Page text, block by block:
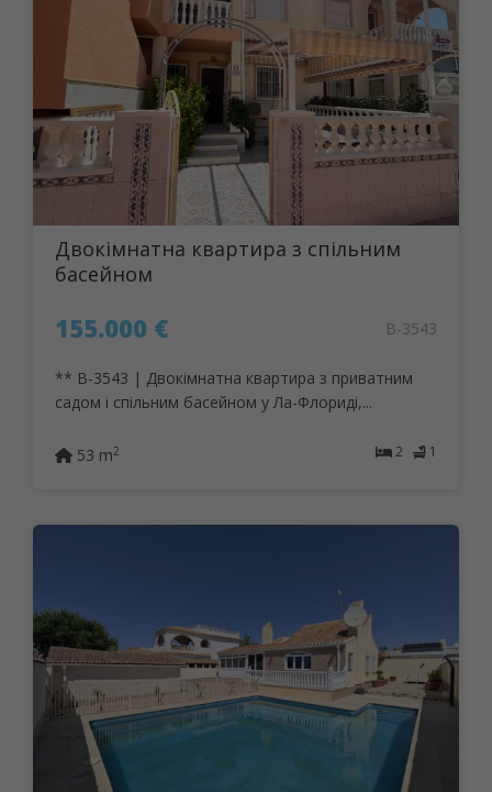
Двокімнатна квартира з спільним
басейном
155.000 € B-3543
** B-3543 | Двокімнатна квартира з приватним
садом і спільним басейном у Ла-Флориді,...
2 1
53 m2